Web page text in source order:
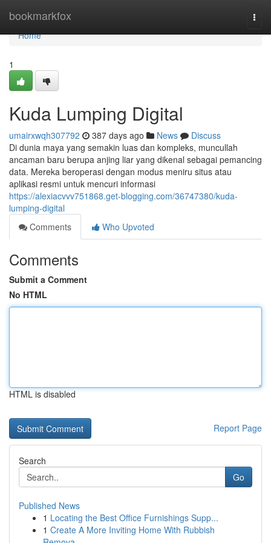
bookmarkfox
Home
Home
1
Kuda Lumping Digital
umairxwqh307792 387 days ago News
Discuss
Di dunia maya yang semakin luas dan kompleks, muncullah
ancaman baru berupa anjing liar yang dikenal sebagai pemancing
data. Mereka beroperasi dengan modus meniru situs atau
aplikasi resmi untuk mencuri informasi
https://alexiacvvv751868.get-blogging.com/36747380/kuda-
lumping-digital
Comments
Who Upvoted
Comments
Submit a Comment
No HTML
HTML is disabled
Report Page
Search
Go
Published News
1 Locating the Best Office Furnishings Supp...
1 Create A More Inviting Home With Rubbish